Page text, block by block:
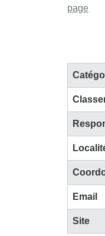
page
Email
Site